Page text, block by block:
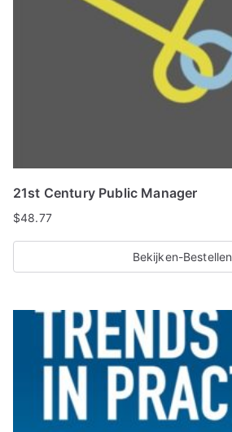
21st Century Public Manager
$48.77
Bekijken-Bestellen